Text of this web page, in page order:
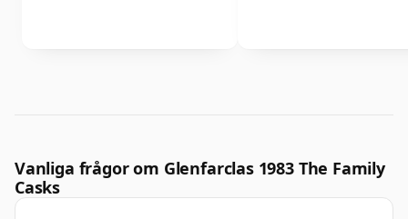
Vanliga frågor om Glenfarclas 1983 The Family
Casks